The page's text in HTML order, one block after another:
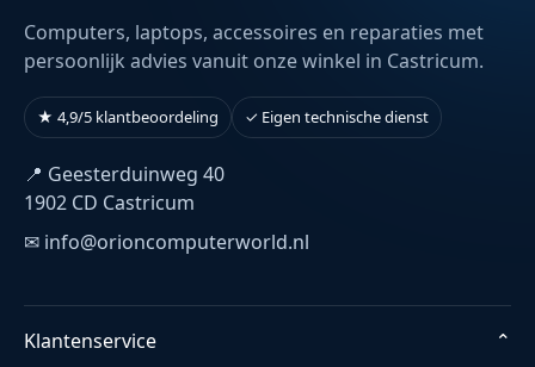
Computers, laptops, accessoires en reparaties met
persoonlijk advies vanuit onze winkel in Castricum.
★ 4,9/5 klantbeoordeling ✓ Eigen technische dienst
📍 Geesterduinweg 40
1902 CD Castricum
✉ info@orioncomputerworld.nl
Klantenservice
⌄